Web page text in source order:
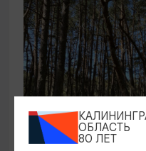
ЭКСКУРСИИ
ОБЛАСТЬ
80 ЛЕТ